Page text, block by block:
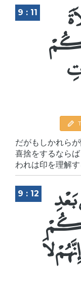
9 : 11
だがもしかれら
喜捨をするなら
われは印を理解
9 : 12
لاَ